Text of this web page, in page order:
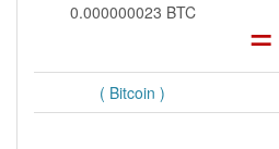
0.000000023 BTC
=
( Bitcoin )